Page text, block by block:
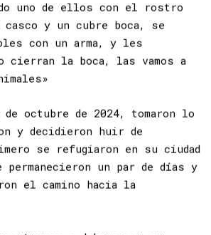
el pánico, pero fue
uno de ellos con el rostro
y un cubre boca, se
con un arma, y les
la boca, las vamos a
de octubre de 2024, tomaron lo
y decidieron huir de
se refugiaron en su ciudad
permanecieron un par de días y
el camino hacia la